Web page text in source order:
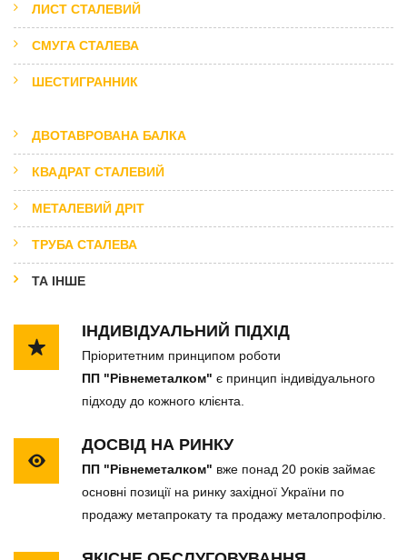
ЛИСТ СТАЛЕВИЙ
СМУГА СТАЛЕВА
ШЕСТИГРАННИК
ДВОТАВРОВАНА БАЛКА
КВАДРАТ СТАЛЕВИЙ
МЕТАЛЕВИЙ ДРІТ
ТРУБА СТАЛЕВА
ТА ІНШЕ
ІНДИВІДУАЛЬНИЙ ПІДХІД
Пріоритетним принципом роботи
ПП "Рівнеметалком" є принцип індивідуального
підходу до кожного клієнта.
ДОСВІД НА РИНКУ
ПП "Рівнеметалком" вже понад 20 років займає
основні позиції на ринку західної України по
продажу метапрокату та продажу металопрофілю.